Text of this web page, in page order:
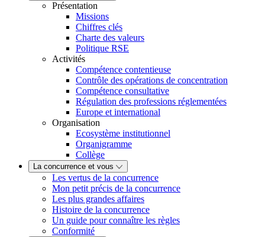
Présentation
Missions
Chiffres clés
Charte des valeurs
Politique RSE
Activités
Compétence contentieuse
Contrôle des opérations de concentration
Compétence consultative
Régulation des professions réglementées
Europe et international
Organisation
Ecosystème institutionnel
Organigramme
Collège
La concurrence et vous
Les vertus de la concurrence
Mon petit précis de la concurrence
Les plus grandes affaires
Histoire de la concurrence
Un guide pour connaître les règles
Conformité